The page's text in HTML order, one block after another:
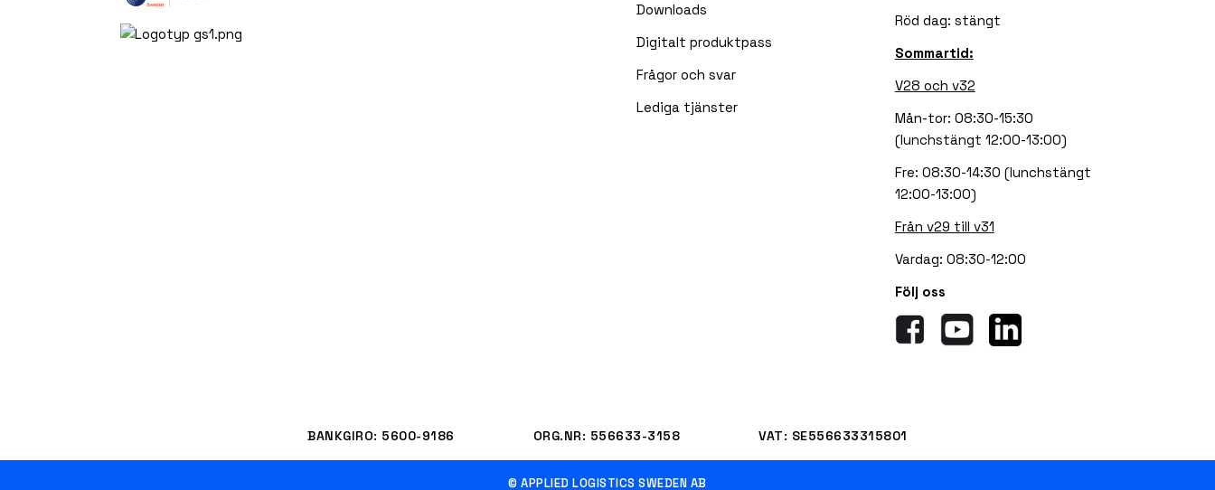
Downloads
Digitalt produktpass
Frågor och svar
Lediga tjänster
Röd dag: stängt
Sommartid:
V28 och v32
Mån-tor: 08:30-15:30
(lunchstängt 12:00-13:00)
Fre: 08:30-14:30 (lunchstängt
12:00-13:00)
Från v29 till v31
Vardag: 08:30-12:00
Följ oss
BANKGIRO: 5600-9186 ORG.NR: 556633-3158 VAT: SE556633315801
© APPLIED LOGISTICS SWEDEN AB